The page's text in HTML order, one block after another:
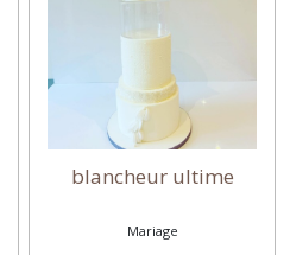
blancheur ultime
Mariage